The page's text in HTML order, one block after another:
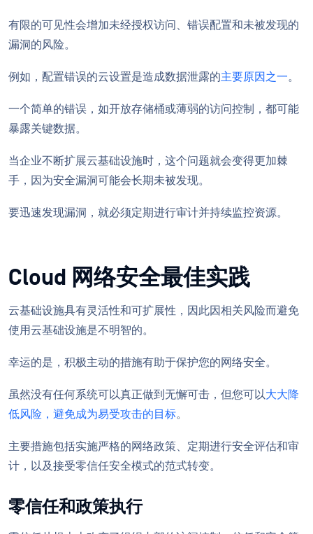
有限的可见性会增加未经授权访问、错误配置和未被发现的
漏洞的风险。
例如，配置错误的云设置是造成数据泄露的主要原因之一。
一个简单的错误，如开放存储桶或薄弱的访问控制，都可能
暴露关键数据。
当企业不断扩展云基础设施时，这个问题就会变得更加棘
手，因为安全漏洞可能会长期未被发现。
要迅速发现漏洞，就必须定期进行审计并持续监控资源。
Cloud 网络安全最佳实践
云基础设施具有灵活性和可扩展性，因此因相关风险而避免
使用云基础设施是不明智的。
幸运的是，积极主动的措施有助于保护您的网络安全。
虽然没有任何系统可以真正做到无懈可击，但您可以大大降
低风险，避免成为易受攻击的目标。
主要措施包括实施严格的网络政策、定期进行安全评估和审
计，以及接受零信任安全模式的范式转变。
零信任和政策执行